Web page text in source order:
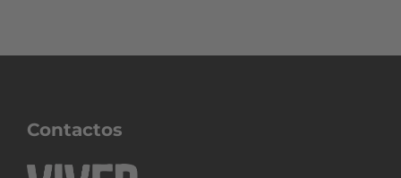
Contactos